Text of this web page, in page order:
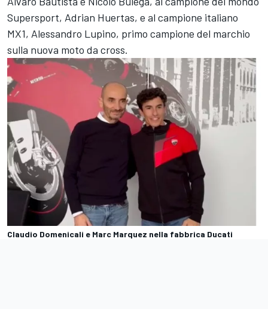
Supersport, Adrian Huertas, e al campione italiano
MX1, Alessandro Lupino, primo campione del marchio
sulla nuova moto da cross.
Claudio Domenicali e Marc Marquez nella fabbrica Ducati